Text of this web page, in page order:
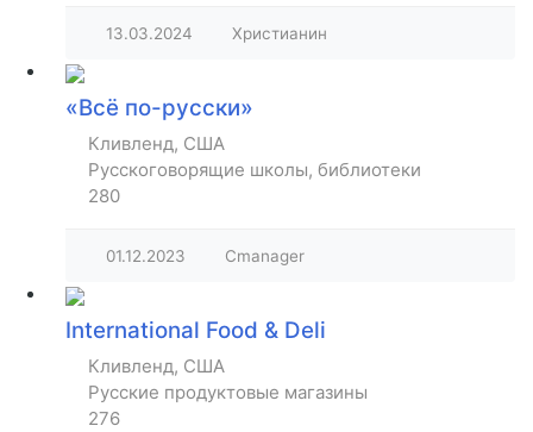
13.03.2024 Христианин
«Всё по-русски»
Кливленд, США
Русскоговорящие школы, библиотеки
280
01.12.2023 Cmanager
International Food & Deli
Кливленд, США
Русские продуктовые магазины
276